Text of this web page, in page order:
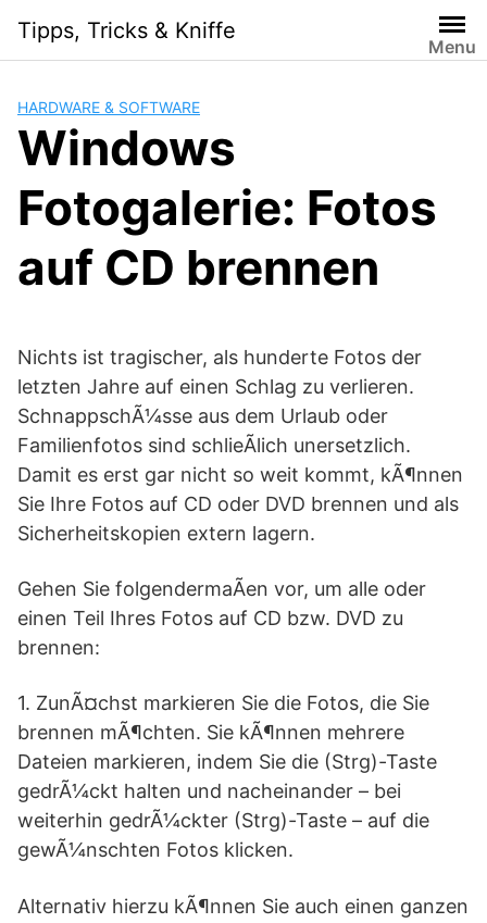
content
Tipps, Tricks & Kniffe
Menu
HARDWARE & SOFTWARE
Windows
Fotogalerie: Fotos
auf CD brennen
Nichts ist tragischer, als hunderte Fotos der
letzten Jahre auf einen Schlag zu verlieren.
SchnappschÃ¼sse aus dem Urlaub oder
Familienfotos sind schlieÃlich unersetzlich.
Damit es erst gar nicht so weit kommt, kÃ¶nnen
Sie Ihre Fotos auf CD oder DVD brennen und als
Sicherheitskopien extern lagern.
Gehen Sie folgendermaÃen vor, um alle oder
einen Teil Ihres Fotos auf CD bzw. DVD zu
brennen:
1. ZunÃ¤chst markieren Sie die Fotos, die Sie
brennen mÃ¶chten. Sie kÃ¶nnen mehrere
Dateien markieren, indem Sie die (Strg)-Taste
gedrÃ¼ckt halten und nacheinander – bei
weiterhin gedrÃ¼ckter (Strg)-Taste – auf die
gewÃ¼nschten Fotos klicken.
Alternativ hierzu kÃ¶nnen Sie auch einen ganzen